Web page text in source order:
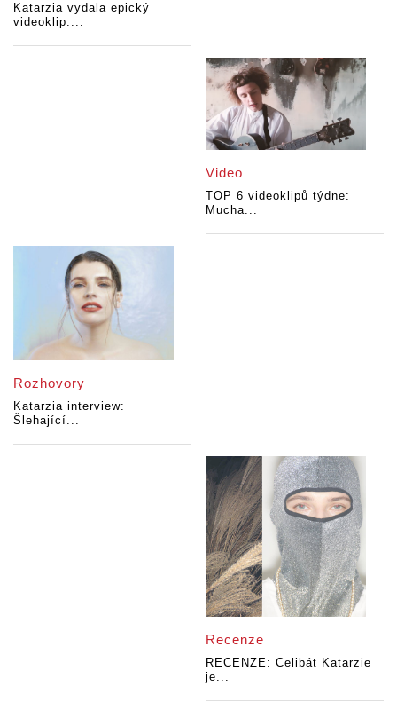
Katarzia vydala epický
videoklip....
Video
TOP 6 videoklipů týdne:
Mucha...
Rozhovory
Katarzia interview:
Šlehající...
Recenze
RECENZE: Celibát Katarzie
je...